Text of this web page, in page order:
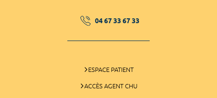
04 67 33 67 33
ESPACE PATIENT
ACCÈS AGENT CHU